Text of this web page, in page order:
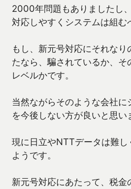
2000年問題もありましたし
対応しやすくシステムは組む
もし、新元号対応にそれな
たなら、騙されているか、そ
レベルかです。
当然ながらそのような会社に
を今後しない方が良いと思い
現に日立やNTTデータは難し
ようです。
新元号対応にあたって、税金